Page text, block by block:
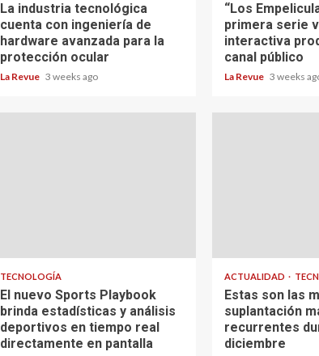
La industria tecnológica
cuenta con ingeniería de
hardware avanzada para la
protección ocular
La Revue 3 weeks ago
“Los
primera serie
interactiva
canal público
La Revue 3 weeks
TECNOLOGÍA
El nuevo Sports Playbook
brinda estadísticas y análisis
deportivos en tiempo real
directamente en pantalla
ACTUALIDAD
Estas son las
suplantación
recurrentes
diciembre